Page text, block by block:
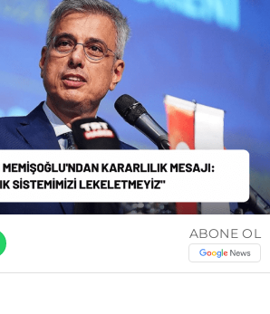
ABONE OL